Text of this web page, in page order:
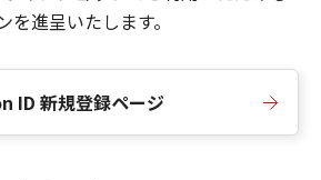
進呈いたします。
ID 新規登録ページ